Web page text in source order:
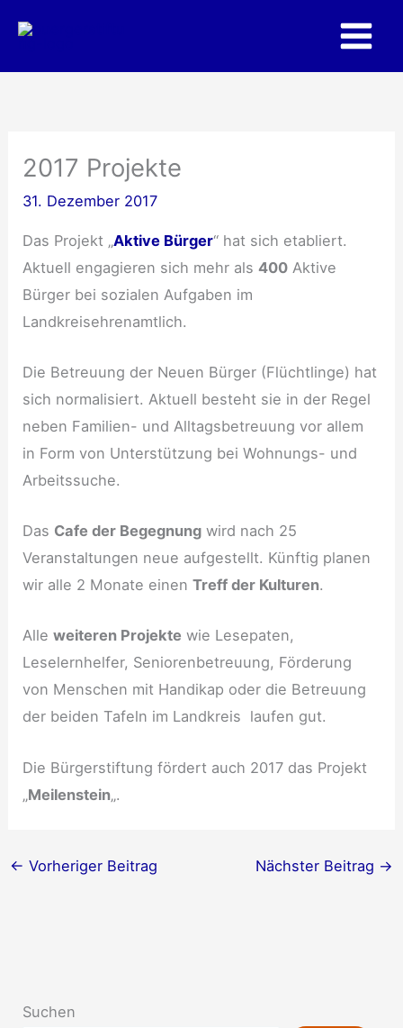
Inhalt
2017 Projekte
31. Dezember 2017
Das Projekt „Aktive Bürger“ hat sich etabliert.
Aktuell engagieren sich mehr als400 Aktive
Bürger bei sozialen Aufgaben im
Landkreisehrenamtlich.
Die Betreuung der Neuen Bürger (Flüchtlinge) hat
sich normalisiert. Aktuell besteht sie in der Regel
neben Familien- und Alltagsbetreuung vor allem
in Form von Unterstützung bei Wohnungs- und
Arbeitssuche.
Das Cafe der Begegnung wird nach 25
Veranstaltungen neue aufgestellt. Künftig planen
wir alle 2 Monate einenTreff der Kulturen.
Alleweiteren Projekte wie Lesepaten,
Leselernhelfer, Seniorenbetreuung, Förderung
von Menschen mit Handikap oder die Betreuung
der beiden Tafeln im Landkreis laufen gut.
Die Bürgerstiftung fördert auch 2017 das Projekt
„Meilenstein„.
← Vorheriger Beitrag Nächster Beitrag →
Suchen